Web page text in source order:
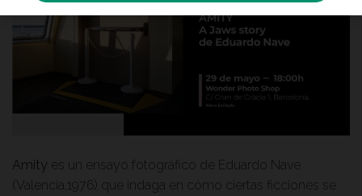
Amity es un ensayo fotográfico de Eduardo Nave
(Valencia,1976) que indaga en cómo ciertas ficciones se